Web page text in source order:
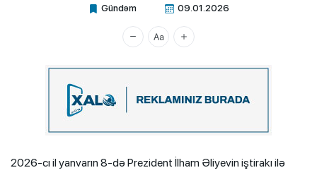
Gündəm 09.01.2026
Xalq.Online
2026-cı il yanvarın 8-də Prezident İlham Əliyevin iştirakı ilə